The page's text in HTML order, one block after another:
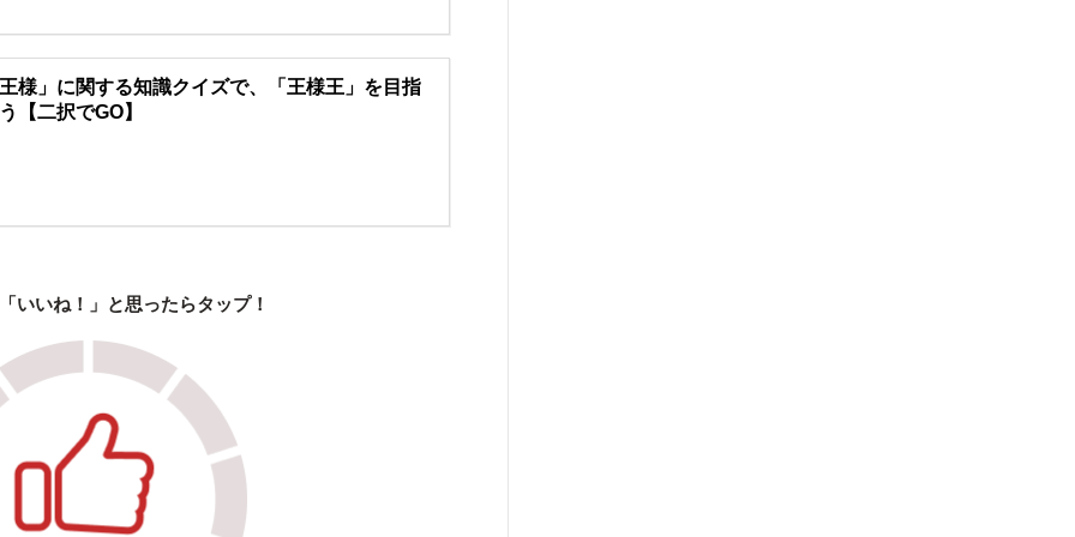
様」に関する知識クイズで、「王様王」を目指
【二択でGO】
いいね！」と思ったらタップ！